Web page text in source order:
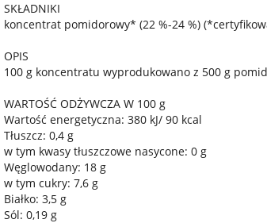
SKŁADNIKI
koncentrat pomidorowy* (22 %-24 %)
OPIS
100 g koncentratu wyprodukowano z 500 g
WARTOŚĆ ODŻYWCZA W 100 g
Wartość energetyczna: 380 kJ/ 90 kcal
Tłuszcz: 0,4 g
w tym kwasy tłuszczowe nasycone: 0 g
Węglowodany: 18 g
w tym cukry: 7,6 g
Białko: 3,5 g
Sól: 0,19 g